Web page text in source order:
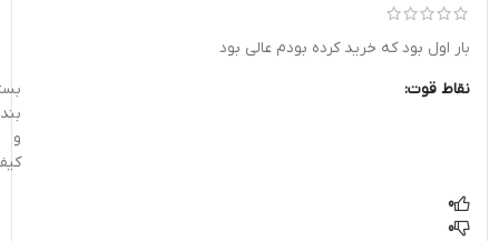
بار اول بود که خرید کرده بودم عالی بود
نقاط قوت:
و
0
0